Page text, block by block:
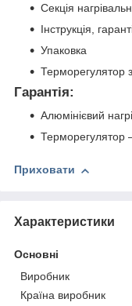
Секція
Інструкція,
Упаковка
Терморегулятор
Гарантія:
Алюмінієвий
Терморегулятор
Приховати
Характеристики
Основні
Виробник
Країна виробник